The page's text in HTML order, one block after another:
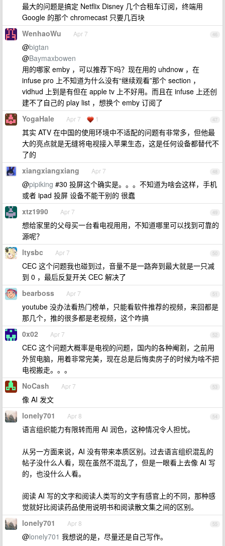
最大的问题是搞定 Netflix Disney 几个合租车订阅，终端用
Google 的那个 chromecast 只要几百块
46
WenhaoWu Apr 7
@bigtan
@Baymaxbowen
用的哪家 emby ，可以推荐下吗？现在用的 uhdnow ，在
infuse pro 上不知道为什么没有“继续观看”那个 section ，
vidhud 上到是有但在 apple tv 上不好用。而且在 infuse 上还创
建不了自己的 play list ，想换个 emby 订阅了
47
YogaHale Apr 7 1
其实 ATV 在中国的使用环境中不适配的问题有非常多，但他最
大的亮点就是无缝将电视接入苹果生态，这是任何设备都替代不
了的
48
xiangxiangxiang Apr 7
@pipiking #30 投屏这个确实是。。。不知道为啥会这样，手机
或者 ipad 投屏 设备不能干别的 很蠢
49
xtz1990 Apr 7
想给家里的父母买一台看电视用用，不知道哪里可以找到可靠的
源呢？
50
ltysbc Apr 7
CEC 这个问题我也碰到过，音量不是一路奔到最大就是一只减
到 0 ，最后反复开关 CEC 解决了
51
bearboss Apr 7
youtube 没办法看热门榜单，只能看软件推荐的视频，来回都是
那几个，推的很多都是老视频，这个咋搞
52
0x02 Apr 7
CEC 这个问题大概率是电视的问题，国内的各种阉割，之前用
外贸电脑，用着非常完美，现在总是后悔卖房子的时候为啥不把
电视搬走。。。
53
NoCash Apr 7
像 AI 发文
54
lonely701 Apr 8
语言组织能力有限转而用 AI 润色，这种情况令人担忧。
从另一方面来说，AI 没有带来本质区别。过去语言组织混乱的
帖子没什么人看，现在虽然不混乱了，但是一眼看上去像 AI 写
的，也没什么人看。
阅读 AI 写的文字和阅读人类写的文字有感官上的不同，那种感
觉就好比阅读药品使用说明书和阅读散文集之间的区别。
55
lonely701 Apr 8
@lonely701 我想说的是，尽量还是自己写作。